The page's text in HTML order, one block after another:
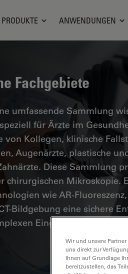
Logo
PRODUKTE ANWENDUNGEN
Fachgebiete
umfassende Sammlung
für Ärzte im
von Kollegen, klinische
Augenärzte, plastische
Diese Sammlung
chirurgischen Mikroskopie.
wie AR-
Bildgebung eine sichere
Eingriffen
Wir und unsere
uns direkt zur
Ihnen auf Grundlage
bereitzustellen, das